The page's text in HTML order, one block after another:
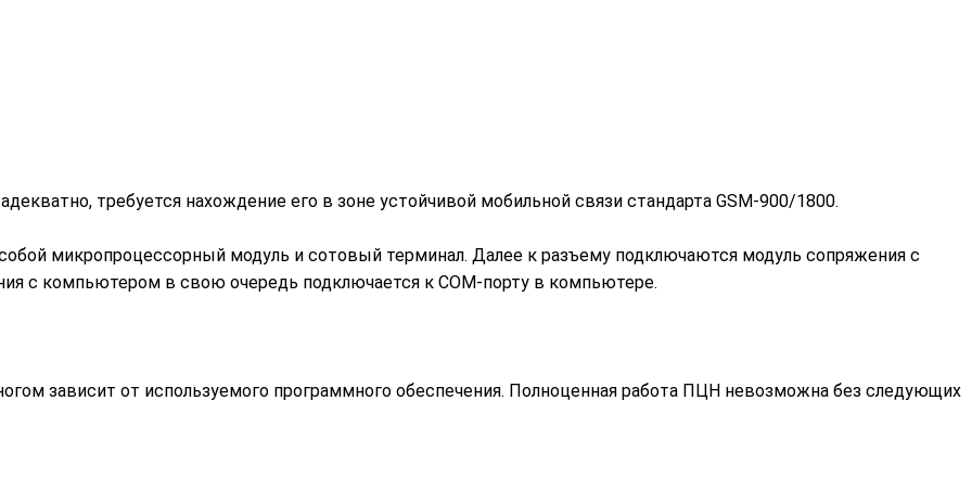
требуется нахождение его в зоне устойчивой мобильной связи стандарта GSM-900/1800.
микропроцессорный модуль и сотовый терминал. Далее к разъему подключаются модуль сопряжения с
с компьютером в свою очередь подключается к COM-порту в компьютере.
зависит от используемого программного обеспечения. Полноценная работа ПЦН невозможна без следующих